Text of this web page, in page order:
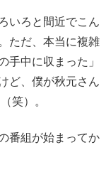
いろと間近でこん
ただ、本当に複雑
手中に収まった」
ど、僕が秋元さん
笑）。
番組が始まってか